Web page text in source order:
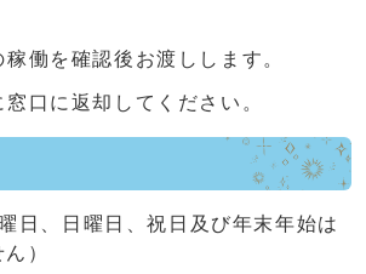
働を確認後お渡しします。
口に返却してください。
日、日曜日、祝日及び年末年始は
）